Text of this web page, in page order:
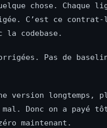
chose. Chaque
C’est ce
la codebase.
Pas de
version longtemps,
Donc on a payé
maintenant.